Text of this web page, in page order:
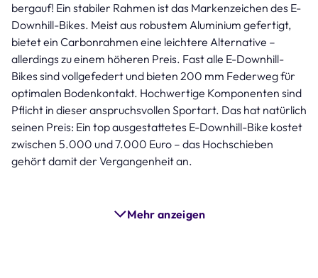
bergauf! Ein stabiler Rahmen ist das Markenzeichen des E-
Downhill-Bikes. Meist aus robustem Aluminium gefertigt,
bietet ein Carbonrahmen eine leichtere Alternative –
allerdings zu einem höheren Preis. Fast alle E-Downhill-
Bikes sind vollgefedert und bieten 200 mm Federweg für
optimalen Bodenkontakt. Hochwertige Komponenten sind
Pflicht in dieser anspruchsvollen Sportart. Das hat natürlich
seinen Preis: Ein top ausgestattetes E-Downhill-Bike kostet
zwischen 5.000 und 7.000 Euro – das Hochschieben
gehört damit der Vergangenheit an.
Mehr anzeigen